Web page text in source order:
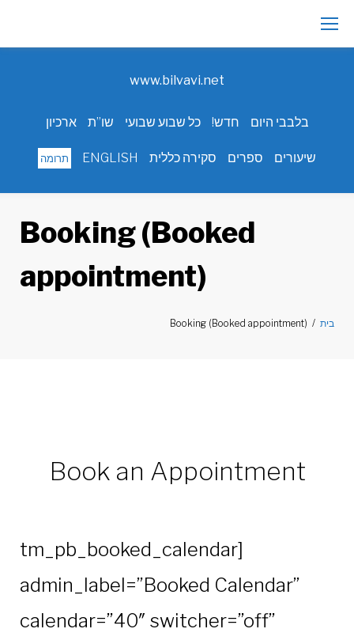
Skip
to
www.bilvavi.net
בלבבי היום חדש! כל שבוע שבועי שו”ת ארכיון
שיעורים ספרים סקירה כללית ENGLISH תרומה
Booking (Booked
appointment)
בית /
Booking (Booked appointment)
Book an Appointment
[tm_pb_booked_calendar
admin_label=”Booked Calendar”
calendar=”40″ switcher=”off”